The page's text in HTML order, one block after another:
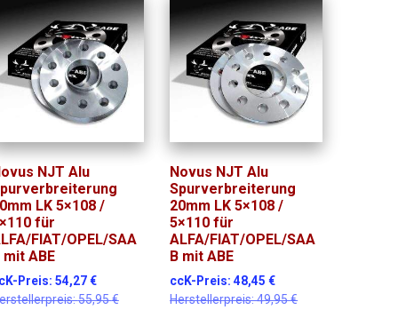
NJT Alu
LK 5×108 /
für
FIAT/OPEL/SAA
mit ABE
Preis: 54,27€
55,95€
Novus NJT Alu
Spurverbreiterung
20mm LK 5×108 /
5×110 für
ALFA/FIAT/OPEL/SAA
B mit ABE
ccK-Preis:48,45€
Herstellerpreis:49,95€